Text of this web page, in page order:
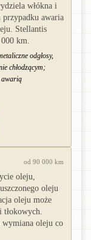
włókna i
przypadku awaria
Stellantis
km.
odgłosy,
chłodzącym;
awarią
od 90 000 km
oleju,
oleju
oleju może
oleju co